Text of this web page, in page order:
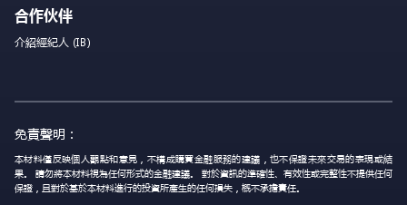
合作伙伴
介紹經紀人 (IB)
免責聲明：
本材料僅反映個人觀點和意見，不構成購買金融服務的建議，也不保證未來交易的表現或結
果。 請勿將本材料視為任何形式的金融建議。 對於資訊的準確性、有效性或完整性不提供任何
保證，且對於基於本材料進行的投資所產生的任何損失，概不承擔責任。